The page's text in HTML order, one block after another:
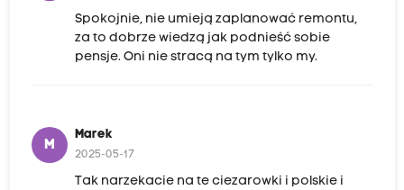
Spokojnie, nie umieją zaplanować remontu,
za to dobrze wiedzą jak podnieść sobie
pensje. Oni nie stracą na tym tylko my.
M
Marek
2025-05-17
Tak narzekacie na te ciezarowki i polskie i